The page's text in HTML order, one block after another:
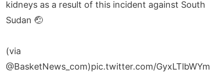
kidneys as a result of this incident against South
Sudan 🤕
(via
@BasketNews_com)pic.twitter.com/GyxLTlbWYm